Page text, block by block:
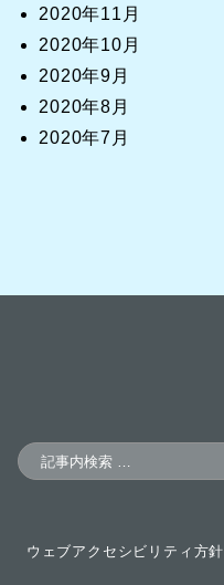
2020年11月
2020年10月
2020年9月
2020年8月
2020年7月
検
ウェブアクセシビリティ方針